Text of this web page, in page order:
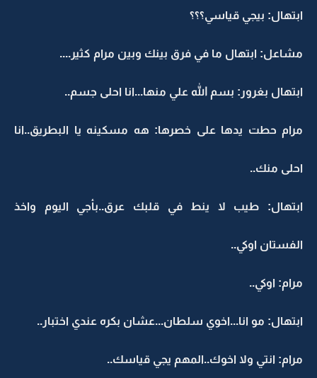
ابتهال: بيجي قياسي؟؟؟
مشاعل: ابتهال ما في فرق بينك وبين مرام كثير....
ابتهال بغرور: بسم الله علي منها...انا احلى جسم..
مرام حطت يدها على خصرها: هه مسكينه يا البطريق..انا
احلى منك..
ابتهال: طيب لا ينط في قلبك عرق..بأجي اليوم واخذ
الفستان اوكي..
مرام: اوكي..
ابتهال: مو انا...اخوي سلطان...عشان بكره عندي اختبار..
مرام: انتي ولا اخوك..المهم يجي قياسك..